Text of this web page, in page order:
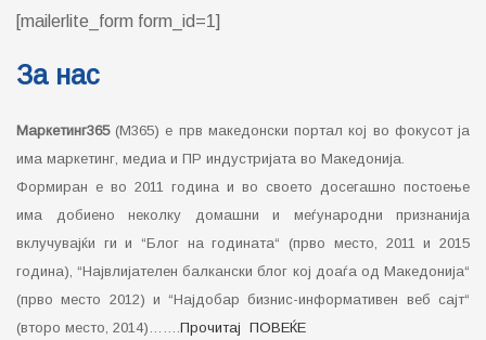
[mailerlite_form form_id=1]
За нас
Маркетинг365(М365) е прв македонски портал кој во фокусот ја
има маркетинг, медиа и ПР индустријата во Македонија.
Формиран е во 2011 година и во своето досегашно постоење
има добиено неколку домашни и меѓународни признанија
вклучувајќи ги и “Блог на годината“ (прво место, 2011 и 2015
година), “Највлијателен балкански блог кој доаѓа од Македонија“
(прво место 2012) и “Најдобар бизнис-информативен веб сајт“
(второ место, 2014)……. Прочитај ПОВЕЌЕ